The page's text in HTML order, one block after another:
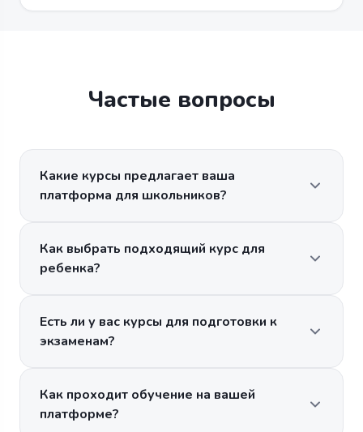
Частые вопросы
Какие курсы предлагает ваша
платформа для школьников?
Как выбрать подходящий курс для
ребенка?
Есть ли у вас курсы для подготовки к
экзаменам?
Как проходит обучение на вашей
платформе?